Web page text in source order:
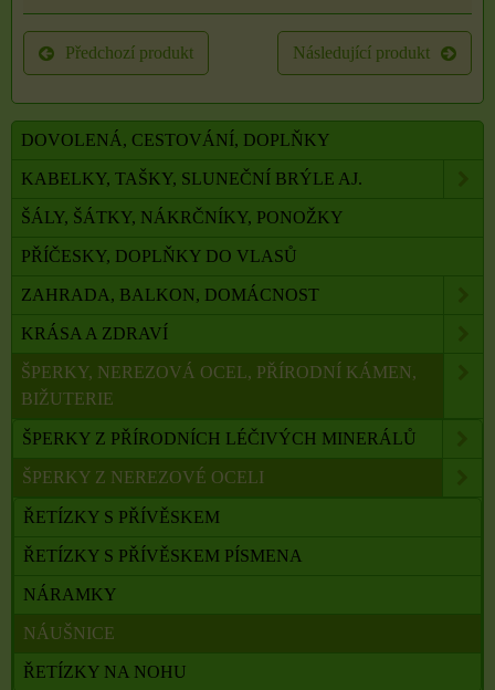
Předchozí produkt Následující produkt
DOVOLENÁ, CESTOVÁNÍ, DOPLŇKY
KABELKY, TAŠKY, SLUNEČNÍ BRÝLE AJ.
ŠÁLY, ŠÁTKY, NÁKRČNÍKY, PONOŽKY
PŘÍČESKY, DOPLŇKY DO VLASŮ
ZAHRADA, BALKON, DOMÁCNOST
KRÁSA A ZDRAVÍ
ŠPERKY, NEREZOVÁ OCEL, PŘÍRODNÍ KÁMEN,
BIŽUTERIE
ŠPERKY Z PŘÍRODNÍCH LÉČIVÝCH MINERÁLŮ
ŠPERKY Z NEREZOVÉ OCELI
ŘETÍZKY S PŘÍVĚSKEM
ŘETÍZKY S PŘÍVĚSKEM PÍSMENA
NÁRAMKY
NÁUŠNICE
ŘETÍZKY NA NOHU